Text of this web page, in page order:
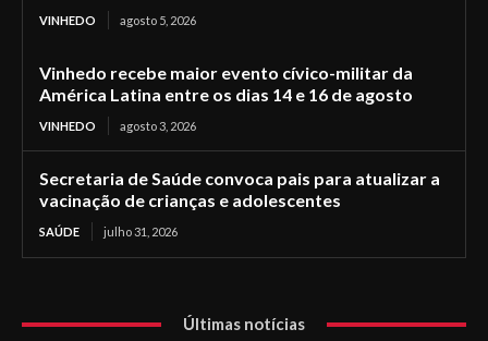
VINHEDO agosto 5, 2026
Vinhedo recebe maior evento cívico-militar da
América Latina entre os dias 14 e 16 de agosto
VINHEDO agosto 3, 2026
Secretaria de Saúde convoca pais para atualizar a
vacinação de crianças e adolescentes
SAÚDE julho 31, 2026
Últimas notícias